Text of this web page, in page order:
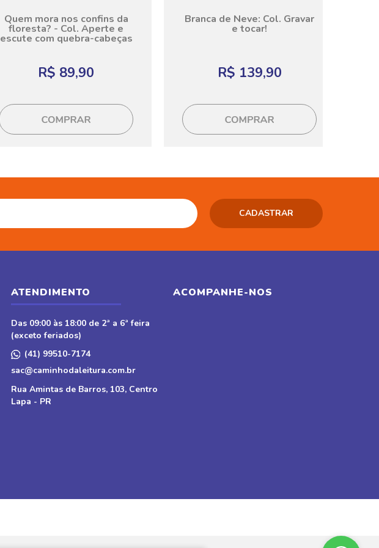
Quem mora nos confins da
floresta? - Col. Aperte e
escute com quebra-cabeças
R$ 89,90
Branca de Neve: Col. Gravar
e tocar!
R$ 139,90
ATENDIMENTO
Das 09:00 às 18:00 de 2ª a 6ª feira
(exceto feriados)
(41) 99510-7174
sac@caminhodaleitura.com.br
Rua Amintas de Barros, 103, Centro
Lapa - PR
ACOMPANHE-NOS